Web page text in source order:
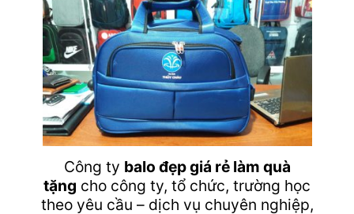
Công ty balo đẹp giá rẻ làm quà
tặng cho công ty, tổ chức, trường học
theo yêu cầu – dịch vụ chuyên nghiệp,